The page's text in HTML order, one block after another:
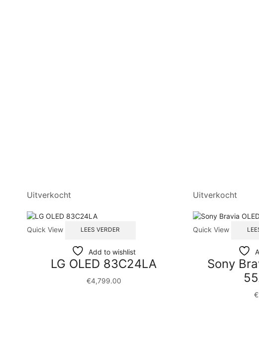
Uitverkocht
Quick View LEES VERDER
Add to wishlist
LG OLED 83C24LA
€4,799.00
Uitverkocht
Quick View
Sony
€